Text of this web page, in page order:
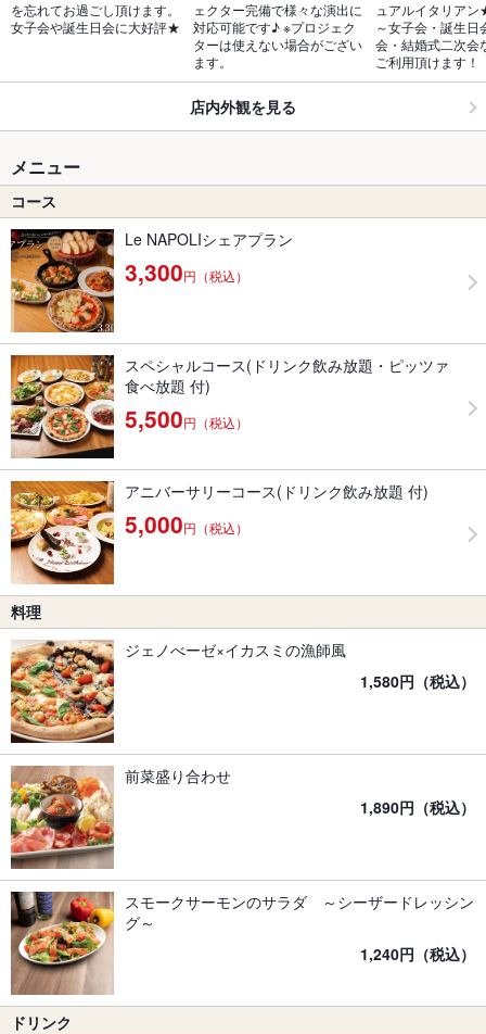
を忘れてお過ごし頂けます。
女子会や誕生日会に大好評★
ェクター完備で様々な演出に
対応可能です♪ ※プロジェク
ターは使えない場合がござい
ます。
ュアルイタリア
～女子会・誕生日
会・結婚式二次会
ご利用頂けます！
店内外観を見る
メニュー
コース
Le NAPOLIシェアプラン
3,300円（税込）
スペシャルコース(ドリンク飲み放題・ピッツァ
食べ放題 付)
5,500円（税込）
アニバーサリーコース(ドリンク飲み放題 付)
5,000円（税込）
料理
ジェノべーゼ×イカスミの漁師風
1,580円（税込）
前菜盛り合わせ
1,890円（税込）
スモークサーモンのサラダ ～シーザードレッシン
グ～
1,240円（税込）
ドリンク